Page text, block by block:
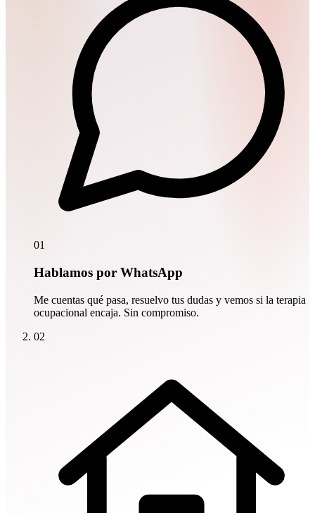
01
Hablamos por WhatsApp
Me cuentas qué pasa, resuelvo tus dudas y vemos si la terapia
ocupacional encaja. Sin compromiso.
02